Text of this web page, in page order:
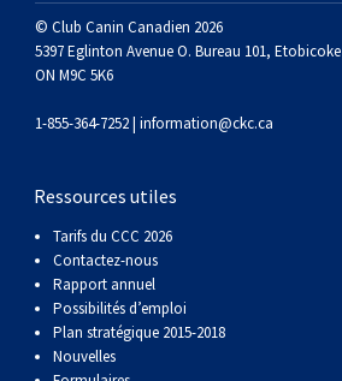
Puli
Schapendoes néerlandais
Vallhund suédois
Corgi gallois (Cardigan)
Elkhound norvégien
Lundehund norvégien
Pharaoh Hound
Rhodesian ridgeback
Épagneul bleu de Picardie
Épagneul breton
Épagneul springer anglais
Épagneul des champs
Terrier Russell
Schnauzer (nain)
Terrier Skye
Terrier wheaten à poil doux
Terrier à poil soyeux
Fox terrier miniature
Terrier du Yorkshire
Chien d’ours de Carélie
Komondor
Mastiff
Mâtin napolitain
© Club Canin Canadien 2026
5397 Eglinton Avenue O. Bureau 101, Etobicoke
ON M9C 5K6
1-855-364-7252 | information@ckc.ca
Ressources utiles
Tarifs du CCC 2026
Contactez-nous
Rapport annuel
Possibilités d’emploi
Plan stratégique 2015-2018
Nouvelles